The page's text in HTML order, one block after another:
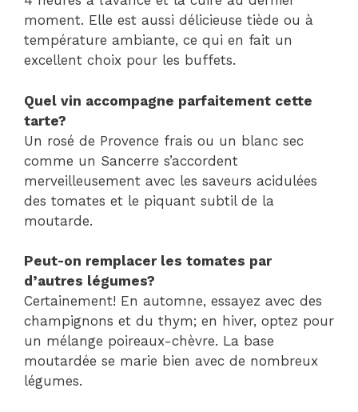
moment. Elle est aussi délicieuse tiède ou à
température ambiante, ce qui en fait un
excellent choix pour les buffets.
Quel vin accompagne parfaitement cette
tarte?
Un rosé de Provence frais ou un blanc sec
comme un Sancerre s’accordent
merveilleusement avec les saveurs acidulées
des tomates et le piquant subtil de la
moutarde.
Peut-on remplacer les tomates par
d’autres légumes?
Certainement! En automne, essayez avec des
champignons et du thym; en hiver, optez pour
un mélange poireaux-chèvre. La base
moutardée se marie bien avec de nombreux
légumes.